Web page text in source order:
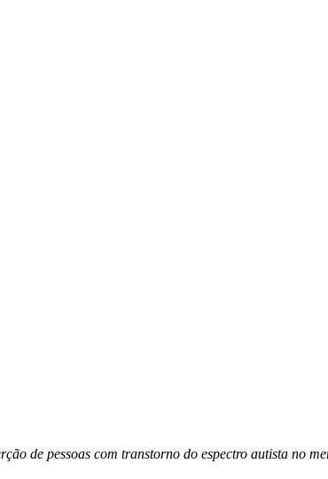
de pessoas com transtorno do espectro autista no